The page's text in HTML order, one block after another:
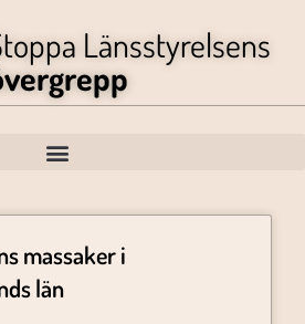
Länsstyrelsens
massaker i
län